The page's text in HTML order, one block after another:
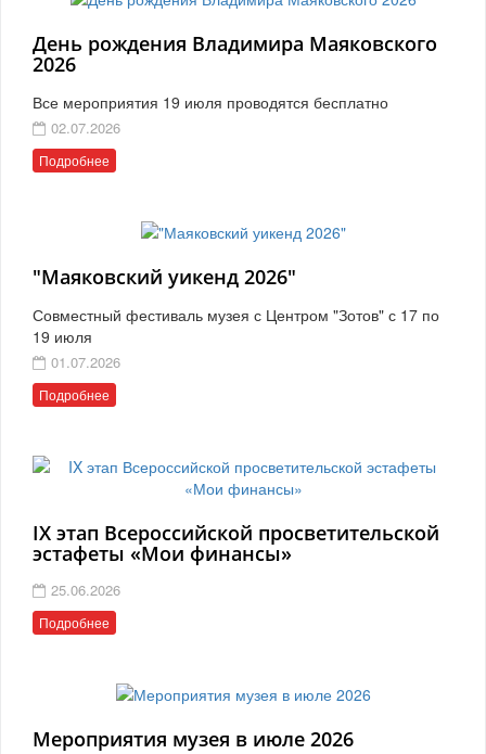
День рождения Владимира Маяковского
2026
Все мероприятия 19 июля проводятся бесплатно
02.07.2026
Подробнее
"Маяковский уикенд 2026"
Совместный фестиваль музея с Центром "Зотов" с 17 по
19 июля
01.07.2026
Подробнее
IX этап Всероссийской просветительской
эстафеты «Мои финансы»
25.06.2026
Подробнее
Мероприятия музея в июле 2026